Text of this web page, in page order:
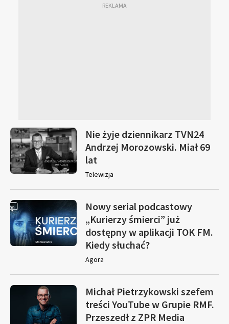
Nie żyje dziennikarz TVN24
Andrzej Morozowski. Miał 69
lat
Telewizja
Nowy serial podcastowy
„Kurierzy śmierci” już
dostępny w aplikacji TOK FM.
Kiedy słuchać?
Agora
Michał Pietrzykowski szefem
treści YouTube w Grupie RMF.
Przeszedł z ZPR Media